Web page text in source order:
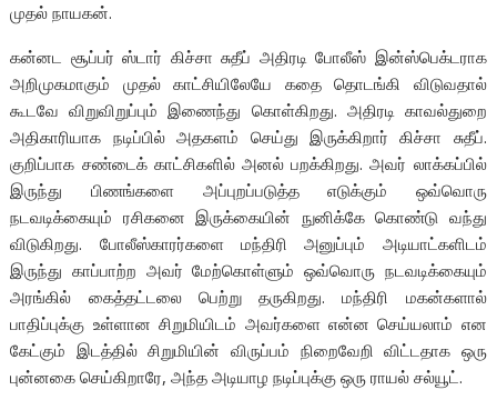
முதல் நாயகன்.
கன்னட சூப்பர் ஸ்டார் கிச்சா சுதீப் அதிரடி போலீஸ் இன்ஸ்பெக்டராக
அறிமுகமாகும் முதல் காட்சியிலேயே கதை தொடங்கி விடுவதால்
கூடவே விறுவிறுப்பும் இணைந்து கொள்கிறது. அதிரடி காவல்துறை
அதிகாரியாக நடிப்பில் அதகளம் செய்து இருக்கிறார் கிச்சா சுதீப்.
குறிப்பாக சண்டைக் காட்சிகளில் அனல் பறக்கிறது. அவர் லாக்கப்பில்
இருந்து பிணங்களை அப்புறப்படுத்த எடுக்கும் ஒவ்வொரு
நடவடிக்கையும் ரசிகனை இருக்கையின் நுனிக்கே கொண்டு வந்து
விடுகிறது. போலீஸ்காரர்களை மந்திரி அனுப்பும் அடியாட்களிடம்
இருந்து காப்பாற்ற அவர் மேற்கொள்ளும் ஒவ்வொரு நடவடிக்கையும்
அரங்கில் கைத்தட்டலை பெற்று தருகிறது. மந்திரி மகன்களால்
பாதிப்புக்கு உள்ளான சிறுமியிடம் அவர்களை என்ன செய்யலாம் என
கேட்கும் இடத்தில் சிறுமியின் விருப்பம் நிறைவேறி விட்டதாக ஒரு
புன்னகை செய்கிறாரே, அந்த அடியாழ நடிப்புக்கு ஒரு ராயல் சல்யூட்.